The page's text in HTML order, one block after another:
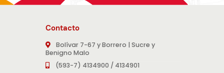
Contacto
Bolívar 7-67 y Borrero | Sucre y
Benigno Malo
(593-7) 4134900 / 4134901